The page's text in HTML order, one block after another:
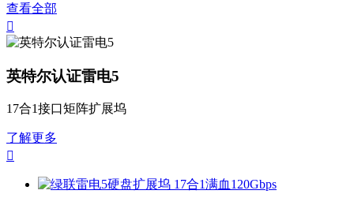
查看全部

英特尔认证雷电5
17合1接口矩阵扩展坞
了解更多
